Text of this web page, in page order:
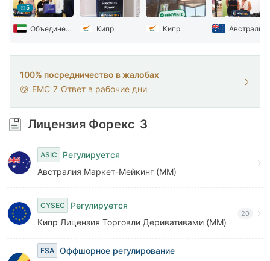
4
5
6
7
8
9
5
Объединенные Арабские Эмираты Кипр Кипр Австралия
100% посредничество в жалобах
EMC 7 Ответ в рабочие дни
Лицензия Форекс 3
ASIC
Регулируется
Австралия Маркет-Мейкинг (MM)
CYSEC
Регулируется
Кипр Лицензия Торговли Деривативами (MM)
20
FSA Оффшорное регулирование